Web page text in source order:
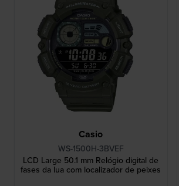
Casio
WS-1500H-3BVEF
LCD Large 50.1 mm Relógio digital de
fases da lua com localizador de peixes